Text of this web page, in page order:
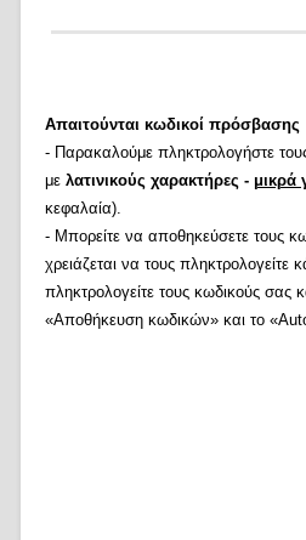
Απαιτούνται κωδικοί πρόσβασης
- Παρακαλούμε πληκτρολογήστε
με λατινικούς χαρακτήρες - μικρά
κεφαλαία).
- Μπορείτε να αποθηκεύσετε τους
χρειάζεται να τους πληκτρολογείτε
πληκτρολογείτε τους κωδικούς σας
«Αποθήκευση κωδικών» και το